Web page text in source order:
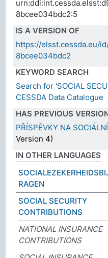
8bcee034bdc2:5
IS A VERSION OF
https://elsst.cessda.eu/
8bcee034bdc2
KEYWORD SEARCH
Search for 'SOCIAL
CESSDA Data Catalogue
HAS PREVIOUS
PŘÍSPĚVKY NA
Version 4)
IN OTHER LANGUAGES
RAGEN
SOCIAL SECURITY
CONTRIBUTIONS
NATIONAL INSURANCE
CONTRIBUTIONS